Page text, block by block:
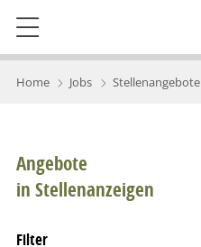
Home Jobs Stellenangebote
Angebote
in Stellenanzeigen
Filter